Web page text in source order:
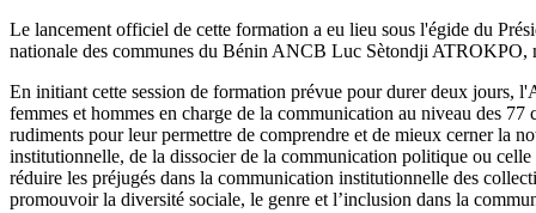
Le lancement officiel de cette formation a eu lieu sous l'égide du
nationale des communes du Bénin ANCB Luc Sètondji ATROKPO,
En initiant cette session de formation prévue pour durer deux jours,
femmes et hommes en charge de la communication au niveau des 77
rudiments pour leur permettre de comprendre et de mieux cerner la
institutionnelle, de la dissocier de la communication politique ou celle
réduire les préjugés dans la communication institutionnelle des
promouvoir la diversité sociale, le genre et l’inclusion dans la